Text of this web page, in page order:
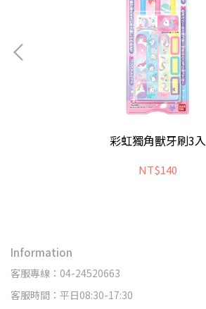
彩虹獨角獸牙刷3入
NT$140
Information
客服專線：04-24520663
客服時間：平日08:30-17:30